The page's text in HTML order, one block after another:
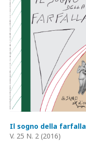
Il sogno della farfalla
V. 25 N. 2 (2016)